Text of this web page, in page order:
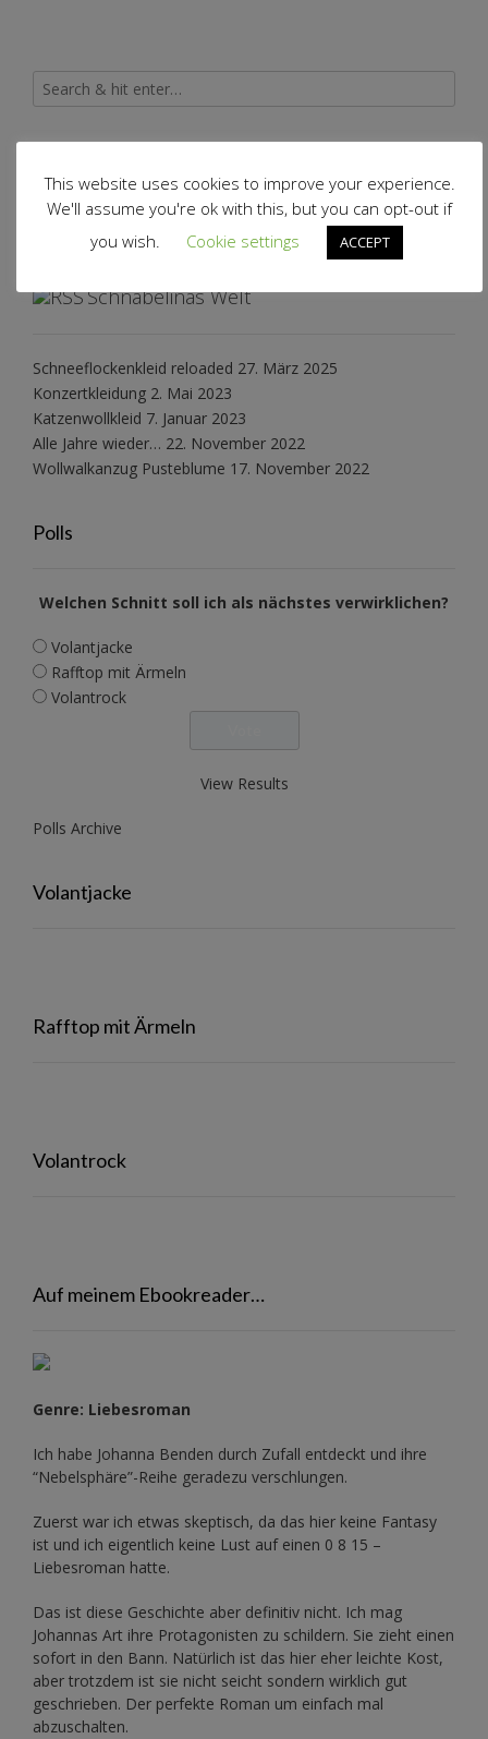
Schnabelinas Welt
Schneeflockenkleid reloaded 27. März 2025
Konzertkleidung 2. Mai 2023
Katzenwollkleid 7. Januar 2023
Alle Jahre wieder… 22. November 2022
Wollwalkanzug Pusteblume 17. November 2022
Polls
Welchen Schnitt soll ich als nächstes verwirklichen?
Volantjacke
Rafftop mit Ärmeln
Volantrock
View Results
Polls Archive
Volantjacke
Rafftop mit Ärmeln
Volantrock
Auf meinem Ebookreader…
Genre: Liebesroman
Ich habe Johanna Benden durch Zufall entdeckt und ihre
“Nebelsphäre”-Reihe geradezu verschlungen.
Zuerst war ich etwas skeptisch, da das hier keine Fantasy
ist und ich eigentlich keine Lust auf einen 0 8 15 –
Liebesroman hatte.
Das ist diese Geschichte aber definitiv nicht. Ich mag
Johannas Art ihre Protagonisten zu schildern. Sie zieht einen
sofort in den Bann. Natürlich ist das hier eher leichte Kost,
aber trotzdem ist sie nicht seicht sondern wirklich gut
geschrieben. Der perfekte Roman um einfach mal
abzuschalten.
This website uses cookies to improve your experience.
We'll assume you're ok with this, but you can opt-out if
you wish.
Cookie settings ACCEPT